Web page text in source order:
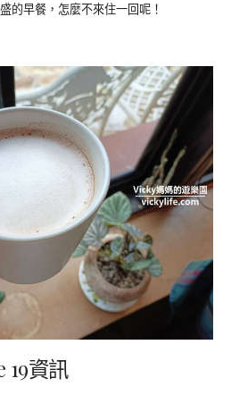
的早餐，怎麼不來住一回呢！
19資訊